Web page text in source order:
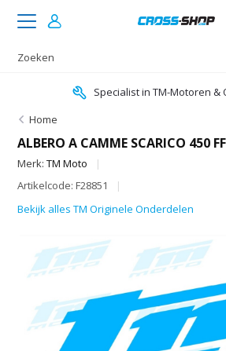
Specialist in TM-Motoren &
Home
ALBERO A CAMME SCARICO 450
Merk:TM Moto
Artikelcode: F28851
Bekijk alles TM Originele Onderdelen